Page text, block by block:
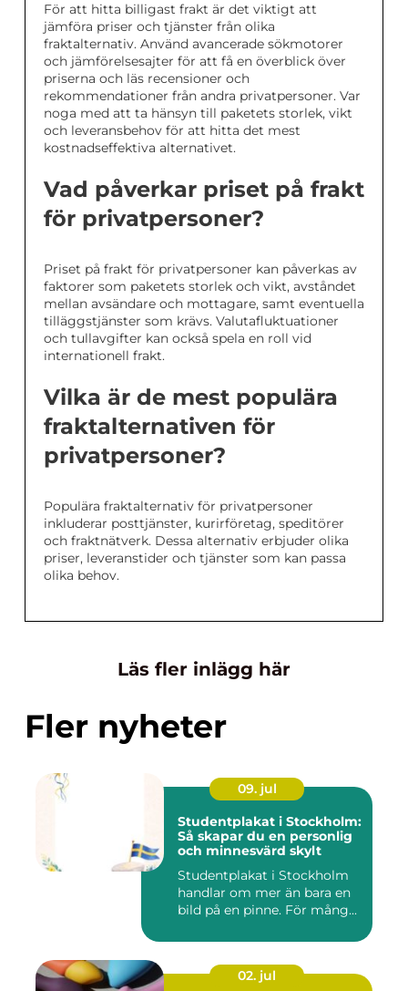
För att hitta billigast frakt är det viktigt att
jämföra priser och tjänster från olika
fraktalternativ. Använd avancerade sökmotorer
och jämförelsesajter för att få en överblick över
priserna och läs recensioner och
rekommendationer från andra privatpersoner. Var
noga med att ta hänsyn till paketets storlek, vikt
och leveransbehov för att hitta det mest
kostnadseffektiva alternativet.
Vad påverkar priset på frakt
för privatpersoner?
Priset på frakt för privatpersoner kan påverkas av
faktorer som paketets storlek och vikt, avståndet
mellan avsändare och mottagare, samt eventuella
tilläggstjänster som krävs. Valutafluktuationer
och tullavgifter kan också spela en roll vid
internationell frakt.
Vilka är de mest populära
fraktalternativen för
privatpersoner?
Populära fraktalternativ för privatpersoner
inkluderar posttjänster, kurirföretag, speditörer
och fraktnätverk. Dessa alternativ erbjuder olika
priser, leveranstider och tjänster som kan passa
olika behov.
Läs fler inlägg här
Fler nyheter
09. jul
Studentplakat i Stockholm:
Så skapar du en personlig
och minnesvärd skylt
Studentplakat i Stockholm
handlar om mer än bara en
bild på en pinne. För mång...
02. jul